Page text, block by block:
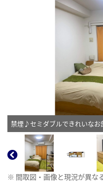
禁煙♪セミダブルできれいな
※ 間取図・画像と現況が異な